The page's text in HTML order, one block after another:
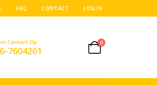
FAQ CONTACT LOG IN
Contact Op
7604261
0